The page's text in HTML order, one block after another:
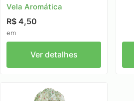
Vela Aromática
R$ 4,50
em
Ver detalhes